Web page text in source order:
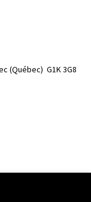
(Québec)  G1K 3G8